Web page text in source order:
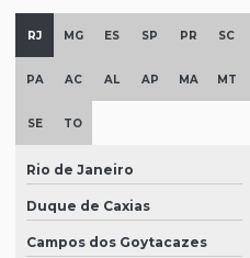
RJ MG ES SP PR SC
PA AC AL AP MA MT
SE TO
Rio de Janeiro
Duque de Caxias
Campos dos Goytacazes